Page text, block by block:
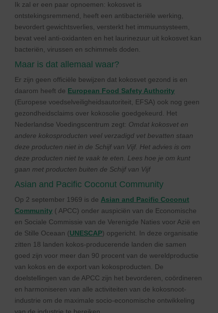
Ik zal er een paar opnoemen: kokosvet is
ontstekingsremmend, heeft een antibacteriële werking,
bevordert gewichtsverlies, versterkt het immuunsysteem,
bevat veel anti-oxidanten en het laurinezuur uit kokosvet kan
bacteriën, virussen en schimmels doden.
Maar is dat allemaal waar?
Er zijn geen officiële bewijzen dat kokosvet gezond is en
daarom heeft de European Food Safety Authority
(Europese voedselveiligheidsautoriteit, EFSA) ook nog geen
gezondheidsclaims over kokosolie goedgekeurd. Het
Nederlandse Voedingscentrum zegt: Omdat kokosvet en
andere kokosproducten veel verzadigd vet bevatten staan
deze producten niet in de Schijf van Vijf. Het advies is om
deze producten niet te vaak te eten. Lees hoe je om kunt
gaan met producten buiten de Schijf van Vijf
Asian and Pacific Coconut Community
Op 2 september 1969 is de Asian and Pacific Coconut
Community ( APCC) onder auspiciën van de Economische
en Sociale Commissie van de Verenigde Naties voor Azië en
de Stille Oceaan (UNESCAP) opgericht. In deze organisatie
zitten 18 landen kokos-producerende landen die samen
goed zijn voor meer dan 90 procent van de wereldproductie
van kokos en de export van kokosproducten. De
doelstellingen van de APCC zijn het bevorderen, coördineren
en harmoniseren van alle activiteiten van de kokosnoot-
industrie om de maximale socio-economische ontwikkeling